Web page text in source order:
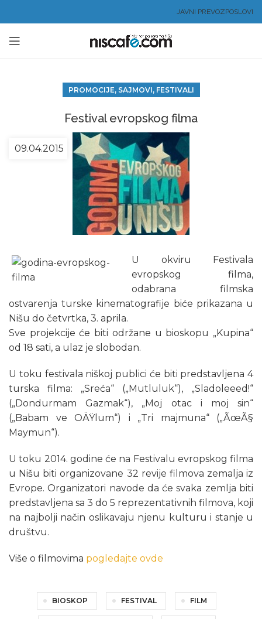
JAVNI PREVOZPOSLOVI
PROMOCIJE, SAJMOVI, FESTIVALI
Festival evropskog filma
09.04.2015
U okviru Festivala
evropskog filma,
odabrana filmska
ostvarenja turske kinematografije biće prikazana u
Nišu do četvrtka, 3. aprila.
Sve projekcije će biti održane u bioskopu „Kupina“
od 18 sati, a ulaz je slobodan.
U toku festivala niškoj publici će biti predstavljena 4
turska filma: „Sreća“ („Mutluluk“), „Sladoleeed!“
(„Dondurmam Gazmak“), „Moj otac i moj sin“
(„Babam ve OÄŸlum“) i „Tri majmuna“ („ÃœÃ§
Maymun“).
U toku 2014. godine će na Festivalu evropskog filma
u Nišu biti organizovane 32 revije filmova zemalja iz
Evrope. Organizatori navode da će svaka zemlja biti
predstavljena sa 3 do 5 reprezentativnih filmova, koji
na najbolji način oslikavaju njenu kulturu i stanje u
društvu.
Više o filmovima pogledajte ovde
BIOSKOP FESTIVAL FILM